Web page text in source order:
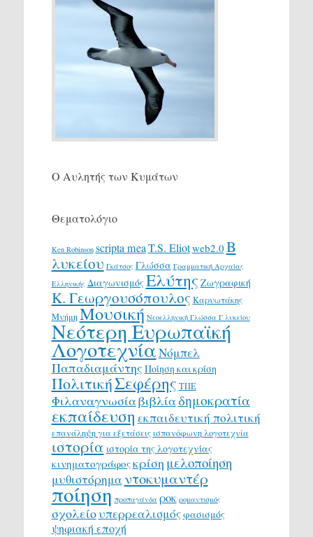
Ο Αυλητής των Κυμάτων
Θεματολόγιο
Ken Robinson scripta meaT.S. Eliotweb2.0 Β
λυκείου Γκάτσος Γλώσσα Γραμματική Αρχαίας
Ελληνικής ΔιαγωνισμόςΕλύτης Ζωγραφική
Κ. Γεωργουσόπουλος Καρυωτάκης
ΜνήμηΜουσική Νεοελληνική Γλώσσα Γ λυκείου
Νεότερη Ευρωπαϊκή
ΛογοτεχνίαΝόμπελ
Παπαδιαμάντης Ποίηση και κρίση
ΠολιτικήΣεφέρης ΤΠΕ
Φιλαναγνωσίαβιβλίαδημοκρατία
εκπαίδευση εκπαιδευτική πολιτική
επανάληψη για εξετάσεις ισπανόφωνη λογοτεχνία
ιστορία ιστορία της λογοτεχνίας
κινηματογράφοςκρίση μελοποίηση
μυθιστόρημα ντοκυμαντέρ
ποίηση προπαγάνδα ροκ ρομαντισμός
σχολείουπερρεαλισμόςφασισμός
ψηφιακή εποχή